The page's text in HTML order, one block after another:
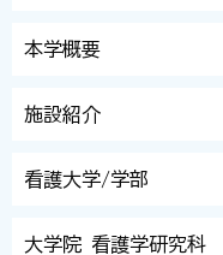
本学概要
施設紹介
看護大学/学部
大学院 看護学研究科